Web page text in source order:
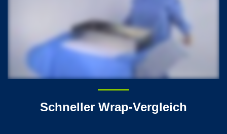
Schneller Wrap-Vergleich